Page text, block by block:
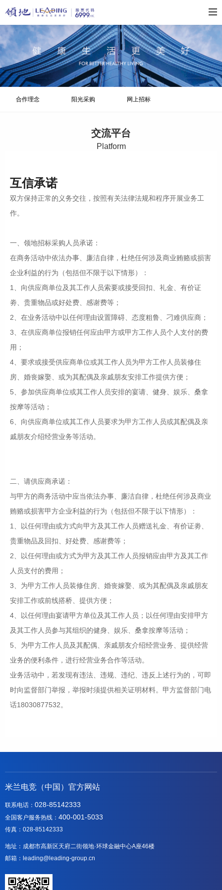
合作理念 阳光采购 网上招标
交流平台
Platform
互信承诺
双方保持正常的义务交往，按照有关法律法规和程序开展业务工
作。
一、领地招标采购人员承诺：
在商务活动中依法办事、廉洁自律，杜绝任何涉及商业贿赂或损害
企业利益的行为（包括但不限于以下情形）：
1、向供应商单位及其工作人员索要或接受回扣、礼金、有价证
劵、贵重物品或好处费、感谢费等；
2、在业务活动中以任何理由设置障碍、态度粗鲁、刁难供应商；
3、在供应商单位报销任何应由甲方或甲方工作人员个人支付的费
用；
4、要求或接受供应商单位或其工作人员为甲方工作人员装修住
房、婚丧嫁娶、或为其配偶及亲戚朋友安排工作提供方便；
5、参加供应商单位或其工作人员安排的宴请、健身、娱乐、桑拿
按摩等活动；
6、向供应商单位或其工作人员要求为甲方工作人员或其配偶及亲
戚朋友介绍经营业务等活动。
二、请供应商承诺：
与甲方的商务活动中应当依法办事、廉洁自律，杜绝任何涉及商业
贿赂或损害甲方企业利益的行为（包括但不限于以下情形）：
1、以任何理由或方式向甲方及其工作人员赠送礼金、有价证劵、
贵重物品及回扣、好处费、感谢费等；
2、以任何理由或方式为甲方及其工作人员报销应由甲方及其工作
人员支付的费用；
3、为甲方工作人员装修住房、婚丧嫁娶、或为其配偶及亲戚朋友
安排工作或前线搭桥、提供方便；
4、以任何理由宴请甲方单位及其工作人员；以任何理由安排甲方
及其工作人员参与其组织的健身、娱乐、桑拿按摩等活动；
5、为甲方工作人员及其配偶、亲戚朋友介绍经营业务、提供经营
业务的便利条件，进行经营业务合作等活动。
业务活动中，若发现有违法、违规、违纪、违反上述行为的，可即
时向监督部门举报，举报时须提供相关证明材料。甲方监督部门电
话18030877532。
米兰电竞（中国）官方网站
联系电话： 028-85142333
全国客户服务热线： 400-001-5033
传真：028-85142333
地址：成都市高新区天府二街领地·环球金融中心A座46楼
邮箱：leading@leading-group.cn